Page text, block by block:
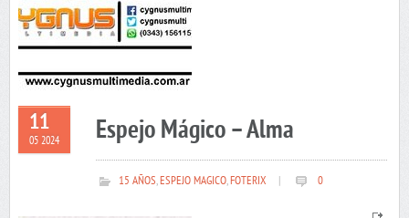
11
05 2024 Espejo Mágico – Alma
15 AÑOS,ESPEJO MAGICO,FOTERIX 0